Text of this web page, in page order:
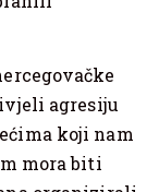
agresiju
koji nam
mora biti